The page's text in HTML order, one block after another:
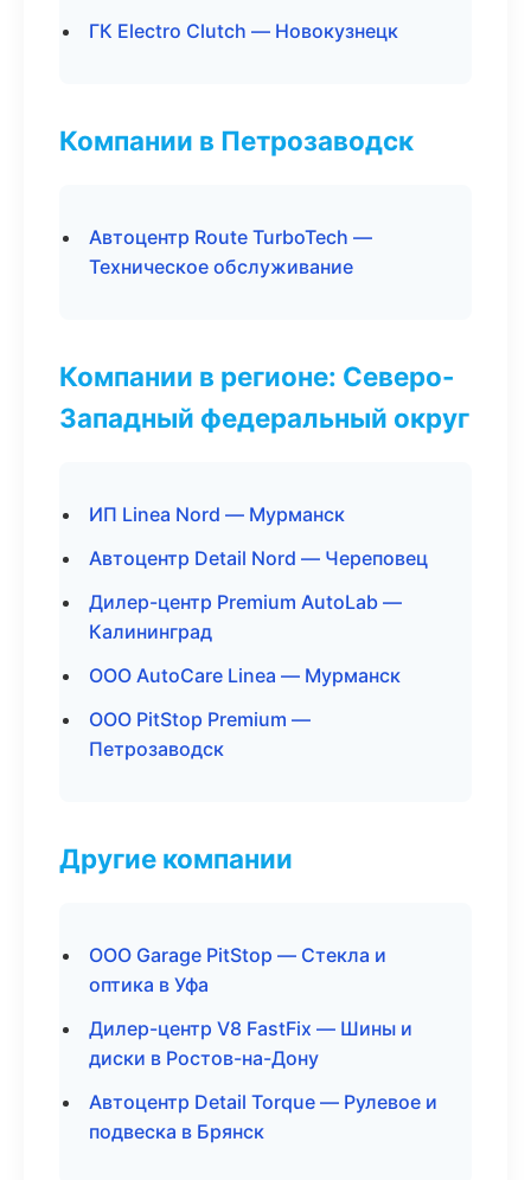
ГК Electro Clutch — Новокузнецк
Компании в Петрозаводск
Автоцентр Route TurboTech —
Техническое обслуживание
Компании в регионе: Северо-
Западный федеральный округ
ИП Linea Nord — Мурманск
Автоцентр Detail Nord — Череповец
Дилер-центр Premium AutoLab —
Калининград
ООО AutoCare Linea — Мурманск
ООО PitStop Premium —
Петрозаводск
Другие компании
ООО Garage PitStop — Стекла и
оптика в Уфа
Дилер-центр V8 FastFix — Шины и
диски в Ростов-на-Дону
Автоцентр Detail Torque — Рулевое и
подвеска в Брянск